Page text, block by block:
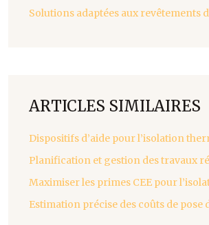
Solutions adaptées aux revêtements
ARTICLES SIMILAIRES
Dispositifs d’aide pour l’isolation
Planification et gestion des travaux
Maximiser les primes CEE pour
Estimation précise des coûts de